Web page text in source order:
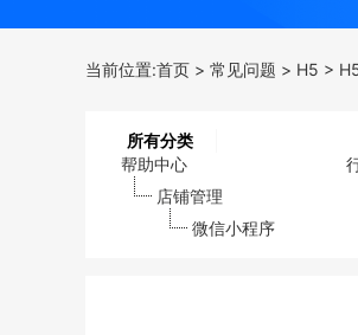
当前位置:首页 > 常见问题 > H5 >
所有分类
帮助中心
店铺管理
微信小程序